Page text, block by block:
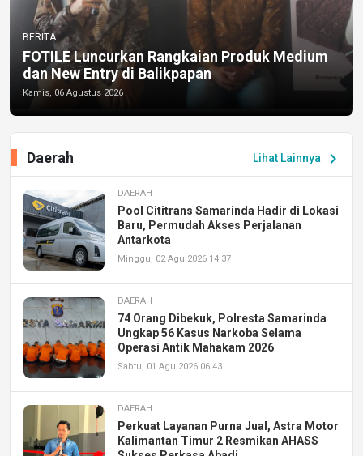
BERITA
FOTILE Luncurkan Rangkaian Produk Medium
dan New Entry di Balikpapan
Kamis, 06 Agustus 2026
Lihat Lainnya chevron_right
Daerah
DAERAH
Pool Cititrans Samarinda Hadir di Lokasi
Baru, Permudah Akses Perjalanan
Antarkota
Minggu, 02 Agu 2026 14:37
DAERAH
74 Orang Dibekuk, Polresta Samarinda
Ungkap 56 Kasus Narkoba Selama
Operasi Antik Mahakam 2026
Sabtu, 01 Agu 2026 06:43
DAERAH
Perkuat Layanan Purna Jual, Astra Motor
Kalimantan Timur 2 Resmikan AHASS